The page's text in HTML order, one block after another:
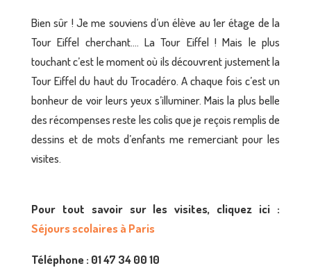
Bien sûr ! Je me souviens d’un élève au 1er étage de la
Tour Eiffel cherchant…. La Tour Eiffel ! Mais le plus
touchant c’est le moment où ils découvrent justement la
Tour Eiffel du haut du Trocadéro. A chaque fois c’est un
bonheur de voir leurs yeux s’illuminer. Mais la plus belle
des récompenses reste les colis que je reçois remplis de
dessins et de mots d’enfants me remerciant pour les
visites.
Pour tout savoir sur les visites, cliquez ici :
Séjours scolaires à Paris
Téléphone : 01 47 34 00 10